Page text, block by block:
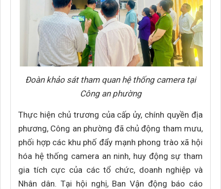
Đoàn khảo sát tham quan hệ thống camera tại
Công an phường
Thực hiện chủ trương của cấp ủy, chính quyền địa
phương, Công an phường đã chủ động tham mưu,
phối hợp các khu phố đẩy mạnh phong trào xã hội
hóa hệ thống camera an ninh, huy động sự tham
gia tích cực của các tổ chức, doanh nghiệp và
Nhân dân. Tại hội nghị, Ban Vận động báo cáo